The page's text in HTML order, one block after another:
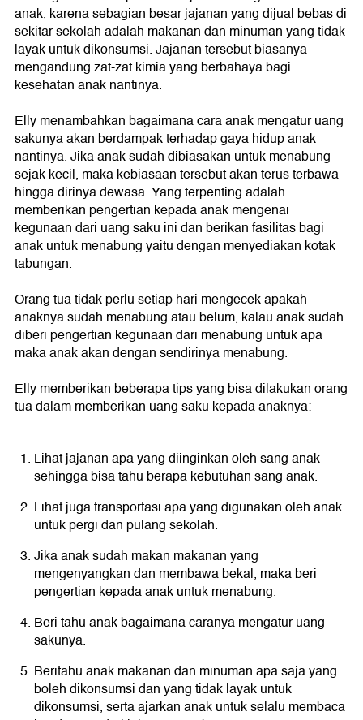
anak, karena sebagian besar jajanan yang dijual bebas di
sekitar sekolah adalah makanan dan minuman yang tidak
layak untuk dikonsumsi. Jajanan tersebut biasanya
mengandung zat-zat kimia yang berbahaya bagi
kesehatan anak nantinya.
Elly menambahkan bagaimana cara anak mengatur uang
sakunya akan berdampak terhadap gaya hidup anak
nantinya. Jika anak sudah dibiasakan untuk menabung
sejak kecil, maka kebiasaan tersebut akan terus terbawa
hingga dirinya dewasa. Yang terpenting adalah
memberikan pengertian kepada anak mengenai
kegunaan dari uang saku ini dan berikan fasilitas bagi
anak untuk menabung yaitu dengan menyediakan kotak
tabungan.
Orang tua tidak perlu setiap hari mengecek apakah
anaknya sudah menabung atau belum, kalau anak sudah
diberi pengertian kegunaan dari menabung untuk apa
maka anak akan dengan sendirinya menabung.
Elly memberikan beberapa tips yang bisa dilakukan orang
tua dalam memberikan uang saku kepada anaknya:
Lihat jajanan apa yang diinginkan oleh sang anak
sehingga bisa tahu berapa kebutuhan sang anak.
Lihat juga transportasi apa yang digunakan oleh anak
untuk pergi dan pulang sekolah.
Jika anak sudah makan makanan yang
mengenyangkan dan membawa bekal, maka beri
pengertian kepada anak untuk menabung.
Beri tahu anak bagaimana caranya mengatur uang
sakunya.
Beritahu anak makanan dan minuman apa saja yang
boleh dikonsumsi dan yang tidak layak untuk
dikonsumsi, serta ajarkan anak untuk selalu membaca